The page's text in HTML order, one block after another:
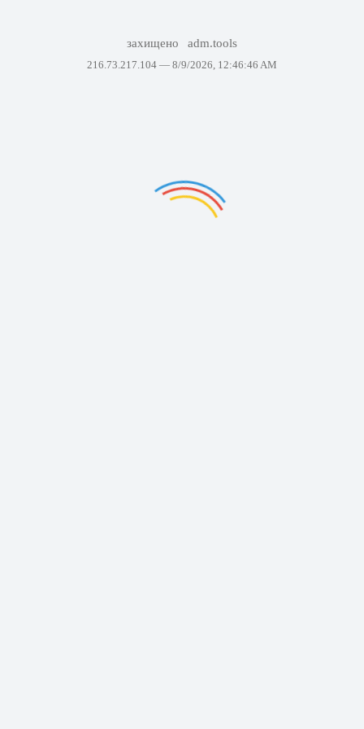
захищено adm.tools
216.73.217.104 — 8/9/2026, 12:46:46 AM